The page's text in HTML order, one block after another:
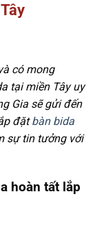
có mong
tại miền Tây uy
Gia sẽ gửi đến
đặtbàn bida
sự tin tưởng với
hoàn tất lắp